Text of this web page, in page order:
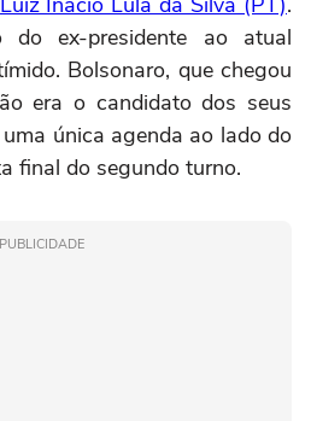
ex-presidente ao atual
Bolsonaro, que chegou
era o candidato dos seus
única agenda ao lado do
final do segundo turno.
PUBLICIDADE